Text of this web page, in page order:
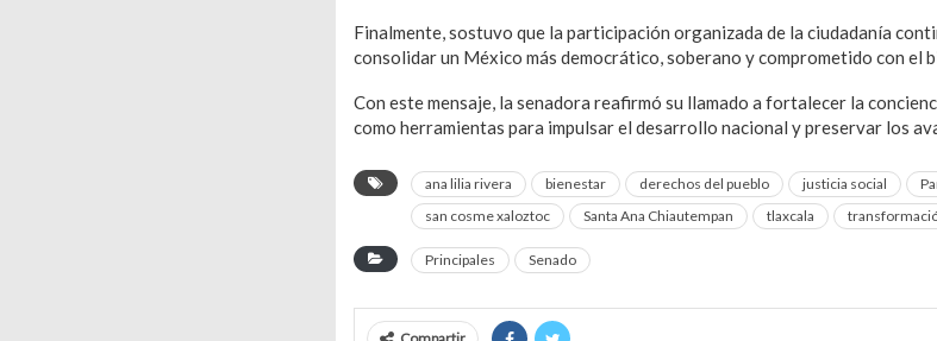
Finalmente, sostuvo que la participación organizada de la ciudadanía
consolidar un México más democrático, soberano y comprometido con el
Con este mensaje, la senadora reafirmó su llamado a fortalecer la
como herramientas para impulsar el desarrollo nacional y preservar los
ana lilia rivera bienestar derechos del pueblo justicia social
san cosme xaloztoc
Santa Ana Chiautempan tlaxcala
Principales Senado